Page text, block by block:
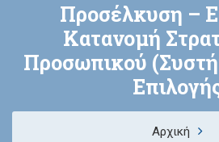
Προσέλκυση –
Κατανοµή
Προσωπικού
Αρχική